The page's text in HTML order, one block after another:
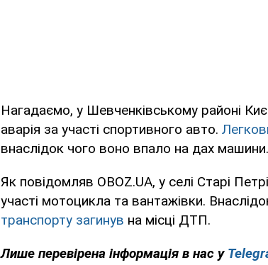
Нагадаємо, у Шевченківському районі
аварія за участі спортивного авто.
внаслідок чого воно впало на дах машини.
Як повідомляв OBOZ.UA, у селі Старі
участі мотоцикла та вантажівки.
транспорту загинув на місці ДТП.
Лише перевірена інформація в нас у